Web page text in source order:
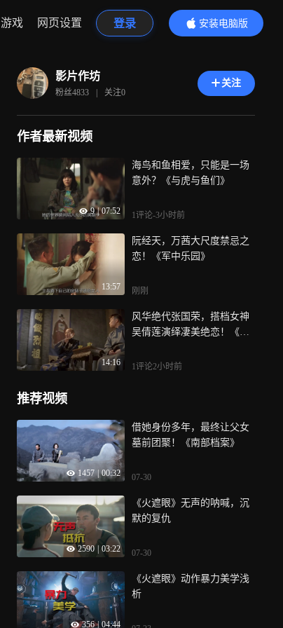
游戏 网页设置 登录
安装电脑版
内容更精彩
影片作坊
粉丝4833 | 关注0
关注
作者最新视频
9 | 07:52
海鸟和鱼相爱，只能是一场
意外？《与虎与鱼们》
1评论-3小时前
13:57
阮经天，万茜大尺度禁忌之
恋！《军中乐园》
刚刚
14:16
风华绝代张国荣，搭档女神
吴倩莲演绎凄美绝恋！《夜
1评论2小时前
推荐视频
1457 00:32
借她身份多年，最终让父女
墓前团聚！《南部档案》
07-30
2590 03:22
《火遮眼》无声的呐喊，沉
默的复仇
07-30
356 | 04:44
《火遮眼》动作暴力美学浅
析